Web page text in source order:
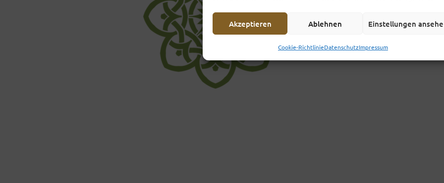
Akzeptieren Ablehnen Einstellungen
Cookie-RichtlinieDatenschutzImpressum